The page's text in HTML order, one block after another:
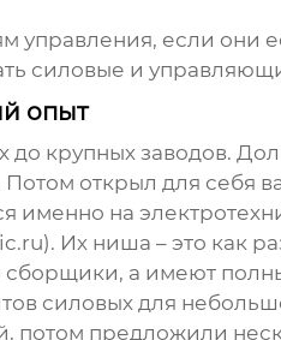
управления, если они
силовые и
опыт
до крупных заводов.
открыл для себя
именно на
). Их ниша – это как
а имеют
силовыхдля
потом предложили